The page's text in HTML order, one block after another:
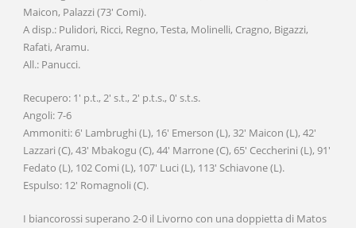
Maicon, Palazzi (73′ Comi).
A disp.: Pulidori, Ricci, Regno, Testa, Molinelli, Cragno, Bigazzi,
Rafati, Aramu.
All.: Panucci.
Recupero: 1′ p.t., 2′ s.t., 2′ p.t.s., 0′ s.t.s.
Angoli: 7-6
Ammoniti: 6′ Lambrughi (L), 16′ Emerson (L), 32′ Maicon (L), 42′
Lazzari (C), 43′ Mbakogu (C), 44′ Marrone (C), 65′ Ceccherini (L), 91′
Fedato (L), 102 Comi (L), 107′ Luci (L), 113′ Schiavone (L).
Espulso: 12′ Romagnoli (C).
I biancorossi superano 2-0 il Livorno con una doppietta di Matos